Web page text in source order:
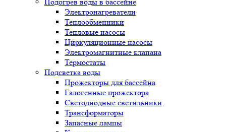
Электронагреватели
Теплообменники
Тепловые насосы
Циркуляционные насосы
Электромагнитные клапана
Термостаты
Подсветка воды
Прожекторы для бассейна
Галогенные прожектора
Светодиодные светильники
Трансформаторы
Запасные лампы